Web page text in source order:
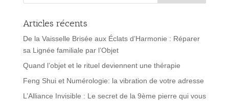
Articles récents
De la Vaisselle Brisée aux Éclats d’Harmonie : Réparer
sa Lignée familiale par l’Objet
Quand l’objet et le rituel deviennent une thérapie
Feng Shui et Numérologie: la vibration de votre adresse
L’Alliance Invisible : Le secret de la 9ème pierre qui vous